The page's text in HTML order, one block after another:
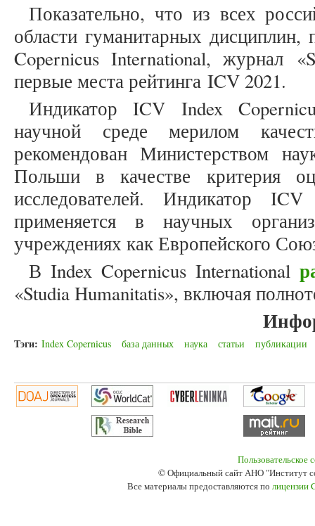
Показательно, что из всех
области гуманитарных дисциплин,
Copernicus International, журнал
первые места рейтинга ICV 2021.
Индикатор ICV Index
научной среде мерилом
рекомендован Министерством
Польши в качестве критерия
исследователей. Индикатор
применяется в научных
учреждениях как Европейского
В Index Copernicus International
«Studia Humanitatis», включая
Тэги: Index Copernicus база данных наука статьи публикации
Пользовательское
© Официальный сайт АНО "Институт
Все материалы предоставляются по лицензии